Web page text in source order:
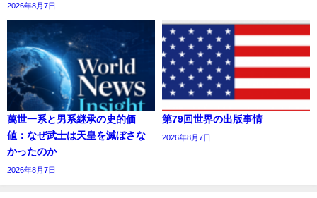
2026年8月7日
萬世一系と男系継承の史的価
値：なぜ武士は天皇を滅ぼさな
かったのか
2026年8月7日
第79回世界の出版事情
2026年8月7日